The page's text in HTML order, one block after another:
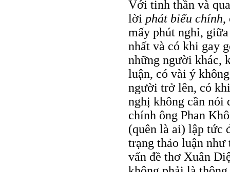
Với tinh thần và
lời phát biểu chính,
mấy phút nghỉ,
nhất và có khi gay
những người khác,
luận, có vài ý
người trở lên, có
nghị không cần nói
chính ông Phan
(quên là ai) lập tức
trạng thảo luận
vấn đề thơ Xuân